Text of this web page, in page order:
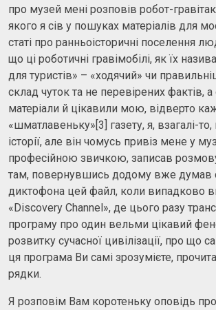
про музей мені розповів робот-
якого я сів у пошуках матеріалів для
статі про ранньоісторичні поселення
що ці роботичні гравімобілі, як їх
для туристів» – «ходячий» чи
склад чуток та не перевірених фактів, а
матеріали й цікавили мою, відверто
«шматлавеньку»[3] газету, я, взагалі-
історії, але він чомусь привіз мене у
професійною звичкою, записав
там, повернувшись додому вже думав
диктофона цей файл, коли випадково
«Discovery Channel», де цього разу
програму про один вельми цікавий
розвитку сучасної цивілізації, про що
ця програма Ви самі зрозумієте,
рядки.
Я розповім Вам коротеньку оповідь